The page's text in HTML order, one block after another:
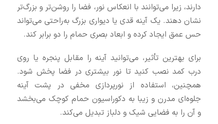
دارند، زیرا می‌توانند با انعکاس نور، فضا را روشن‌تر و بزرگ‌تر
نشان دهند. یک آینه قدی یا دیواری بزرگ به‌راحتی می‌تواند
حس عمق ایجاد کرده و ابعاد بصری حمام را دو برابر کند.
برای بهترین تأثیر، می‌توانید آینه را مقابل پنجره یا روی
درب کمد نصب کنید تا نور بیشتری در فضا پخش شود.
همچنین، استفاده از نورپردازی مخفی در پشت آینه
جلوه‌ای مدرن و زیبا به دکوراسیون حمام کوچک می‌بخشد
و آن را به فضایی شیک و دلباز تبدیل می‌کند.